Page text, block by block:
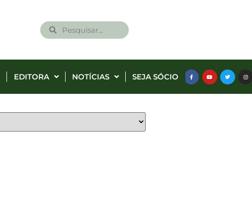
EDITORA NOTÍCIAS SEJA SÓCIO